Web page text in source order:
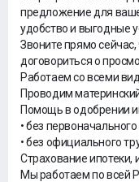
предложение для
удобство и выгодные
Звоните прямо
договориться о
Работаем со всеми
Проводим
Помощь в одобрении
• без
• без официального
Страхование
Мы работаем по всей